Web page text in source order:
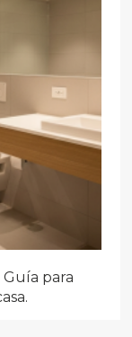
Guía para